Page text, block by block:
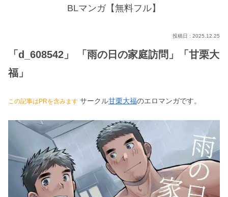
BLマンガ【無料フル】
2025.12.25
「d_608542」 「雨の日の家庭訪問」「甘栗大
福」
この記事はPRを含みます サークル甘栗大福のエロマンガです。